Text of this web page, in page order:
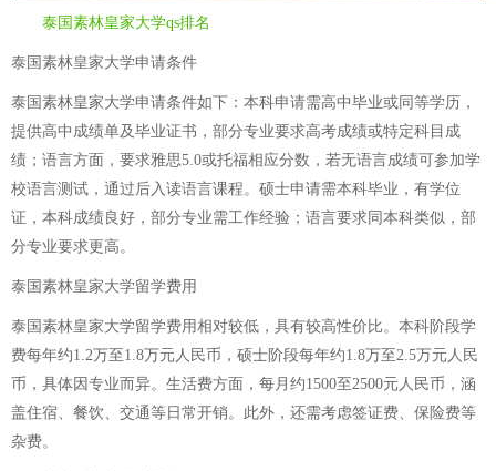
泰国素林皇家大学qs排名
泰国素林皇家大学申请条件
泰国素林皇家大学申请条件如下：本科申请需高中毕业或同等学历，
提供高中成绩单及毕业证书，部分专业要求高考成绩或特定科目成
绩；语言方面，要求雅思5.0或托福相应分数，若无语言成绩可参加学
校语言测试，通过后入读语言课程。硕士申请需本科毕业，有学位
证，本科成绩良好，部分专业需工作经验；语言要求同本科类似，部
分专业要求更高。
泰国素林皇家大学留学费用
泰国素林皇家大学留学费用相对较低，具有较高性价比。本科阶段学
费每年约1.2万至1.8万元人民币，硕士阶段每年约1.8万至2.5万元人民
币，具体因专业而异。生活费方面，每月约1500至2500元人民币，涵
盖住宿、餐饮、交通等日常开销。此外，还需考虑签证费、保险费等
杂费。